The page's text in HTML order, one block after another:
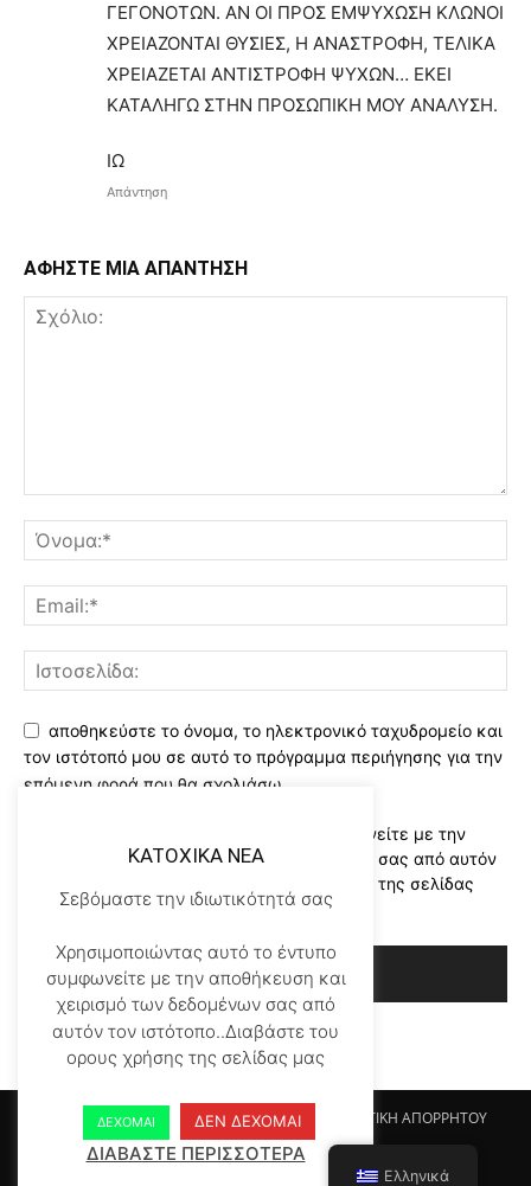
ΓΕΓΟΝΟΤΩΝ. ΑΝ ΟΙ ΠΡΟΣ ΕΜΨΥΧΩΣΗ ΚΛΩΝΟΙ
ΧΡΕΙΑΖΟΝΤΑΙ ΘΥΣΙΕΣ, Η ΑΝΑΣΤΡΟΦΗ, ΤΕΛΙΚΑ
ΧΡΕΙΑΖΕΤΑΙ ΑΝΤΙΣΤΡΟΦΗ ΨΥΧΩΝ… ΕΚΕΙ
ΚΑΤΑΛΗΓΩ ΣΤΗΝ ΠΡΟΣΩΠΙΚΗ ΜΟΥ ΑΝΑΛΥΣΗ.
ΙΩ
Απάντηση
ΑΦΗΣΤΕ ΜΙΑ ΑΠΑΝΤΗΣΗ
αποθηκεύστε το όνομα, το ηλεκτρονικό ταχυδρομείο και
τον ιστότοπό μου σε αυτό το πρόγραμμα περιήγησης για την
επόμενη φορά που θα σχολιάσω.
Χρησιμοποιώντας αυτό το έντυπο συμφωνείτε με την
αποθήκευση και χειρισμό των δεδομένων σας από αυτόν
τον ιστότοπο..Διαβάστε του ορους χρήσης της σελίδας
μας*
Αρχικη KATOHIKA NEA Login Register
ΠΟΛΙΤΙΚΗ ΑΠΟΡΡΗΤΟΥ
ΟΡΟΙ ΧΡΗΣΗΣ
ΕΠΙΚΟΙΝΩΝΙΑ
KATOXIKA NEA
Σεβόμαστε την ιδιωτικότητά σας
Χρησιμοποιώντας αυτό το έντυπο
συμφωνείτε με την αποθήκευση και
χειρισμό των δεδομένων σας από
αυτόν τον ιστότοπο..Διαβάστε του
ορους χρήσης της σελίδας μας
ΔΕΧΟΜΑΙ ΔΕΝ ΔΕΧΟΜΑΙ
ΔΙΑΒΑΣΤΕ ΠΕΡΙΣΣΟΤΕΡΑ
Ελληνικά